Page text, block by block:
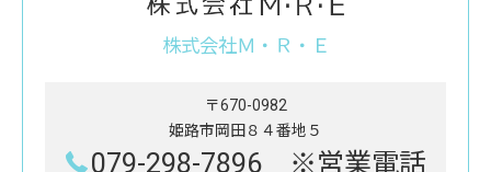
株式会社Ｍ・Ｒ・Ｅ
〒670-0982
姫路市岡田８４番地５
079-298-7896 ※営業電話